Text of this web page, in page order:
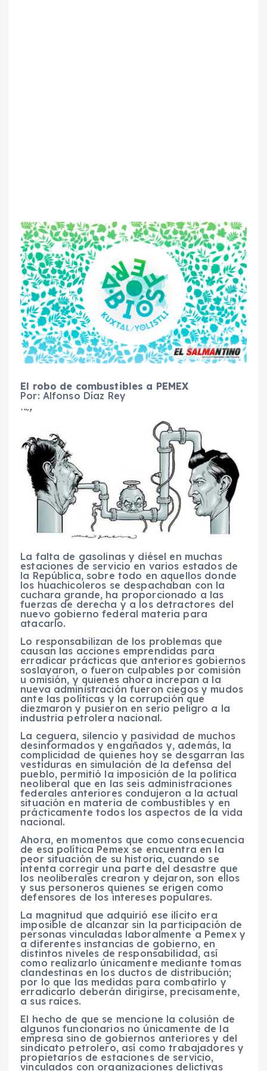
El robo de combustibles a PEMEX
Por: Alfonso Díaz Rey
La falta de gasolinas y diésel en muchas
estaciones de servicio en varios estados de
la República, sobre todo en aquellos donde
los huachicoleros se despachaban con la
cuchara grande, ha proporcionado a las
fuerzas de derecha y a los detractores del
nuevo gobierno federal materia para
atacarlo.
Lo responsabilizan de los problemas que
causan las acciones emprendidas para
erradicar prácticas que anteriores gobiernos
soslayaron, o fueron culpables por comisión
u omisión, y quienes ahora increpan a la
nueva administración fueron ciegos y mudos
ante las políticas y la corrupción que
diezmaron y pusieron en serio peligro a la
industria petrolera nacional.
La ceguera, silencio y pasividad de muchos
desinformados y engañados y, además, la
complicidad de quienes hoy se desgarran las
vestiduras en simulación de la defensa del
pueblo, permitió la imposición de la política
neoliberal que en las seis administraciones
federales anteriores condujeron a la actual
situación en materia de combustibles y en
prácticamente todos los aspectos de la vida
nacional.
Ahora, en momentos que como consecuencia
de esa política Pemex se encuentra en la
peor situación de su historia, cuando se
intenta corregir una parte del desastre que
los neoliberales crearon y dejaron, son ellos
y sus personeros quienes se erigen como
defensores de los intereses populares.
La magnitud que adquirió ese ilícito era
imposible de alcanzar sin la participación de
personas vinculadas laboralmente a Pemex y
a diferentes instancias de gobierno, en
distintos niveles de responsabilidad, así
como realizarlo únicamente mediante tomas
clandestinas en los ductos de distribución;
por lo que las medidas para combatirlo y
erradicarlo deberán dirigirse, precisamente,
a sus raíces.
El hecho de que se mencione la colusión de
algunos funcionarios no únicamente de la
empresa sino de gobiernos anteriores y del
sindicato petrolero, así como trabajadores y
propietarios de estaciones de servicio,
vinculados con organizaciones delictivas